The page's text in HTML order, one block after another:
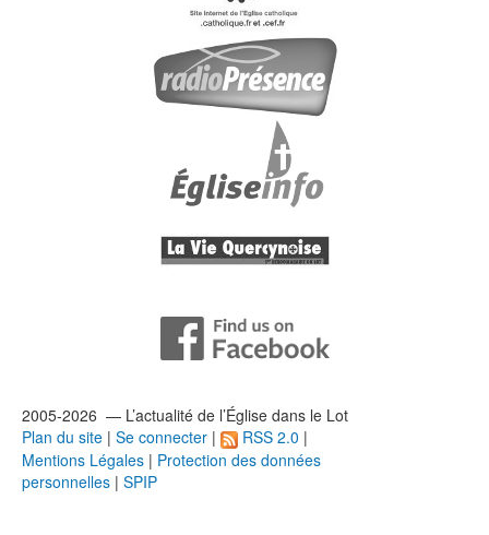
2005-2026 — L’actualité de l’Église dans le Lot
Plan du site | Se connecter | RSS 2.0 |
Mentions Légales | Protection des données
personnelles | SPIP